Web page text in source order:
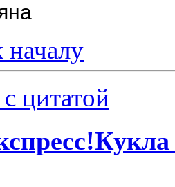
началу
цитатой